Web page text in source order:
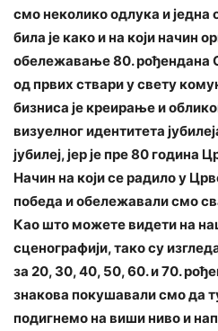
смо неколико одлука и једна
била је како и на који начин
обележавање 80. рођендана
од првих ствари у свету
бизниса је креирање и
визуелног идентитета
јубилеј, јер је пре 80 година
Начин на који се радило у
победа и обележавали смо
Као што можете видети на
сценографији, тако су
за 20, 30, 40, 50, 60. и 70.
знакова покушавали смо да
подигнемо на виши ниво и